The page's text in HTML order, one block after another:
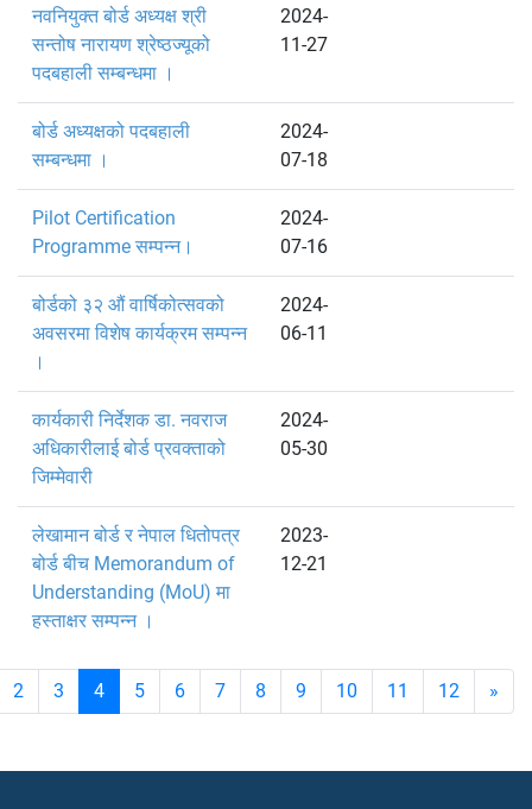
नवनियुक्त बोर्ड अध्यक्ष श्री
सन्तोष नारायण श्रेष्ठज्यूको
पदबहाली सम्बन्धमा ।
2024-
11-27
बोर्ड अध्यक्षको पदबहाली
सम्बन्धमा ।
2024-
07-18
Pilot Certification
Programme सम्पन्न।
2024-
07-16
बोर्डको ३२ औं वार्षिकोत्सवको
अवसरमा विशेष कार्यक्रम सम्पन्न
।
2024-
06-11
कार्यकारी निर्देशक डा. नवराज
अधिकारीलाई बोर्ड प्रवक्ताको
जिम्मेवारी
2024-
05-30
लेखामान बोर्ड र नेपाल धितोपत्र
बोर्ड बीच Memorandum of
Understanding (MoU) मा
हस्ताक्षर सम्पन्न ।
2023-
12-21
2 3 4 5 6 7 8 9 10 11 12 »